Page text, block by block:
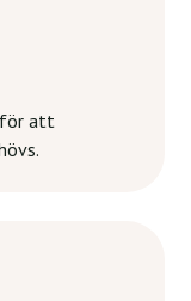
för att